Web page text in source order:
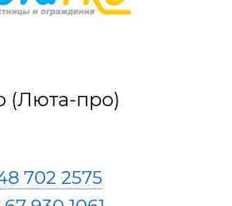
(Люта-про)
702 2575